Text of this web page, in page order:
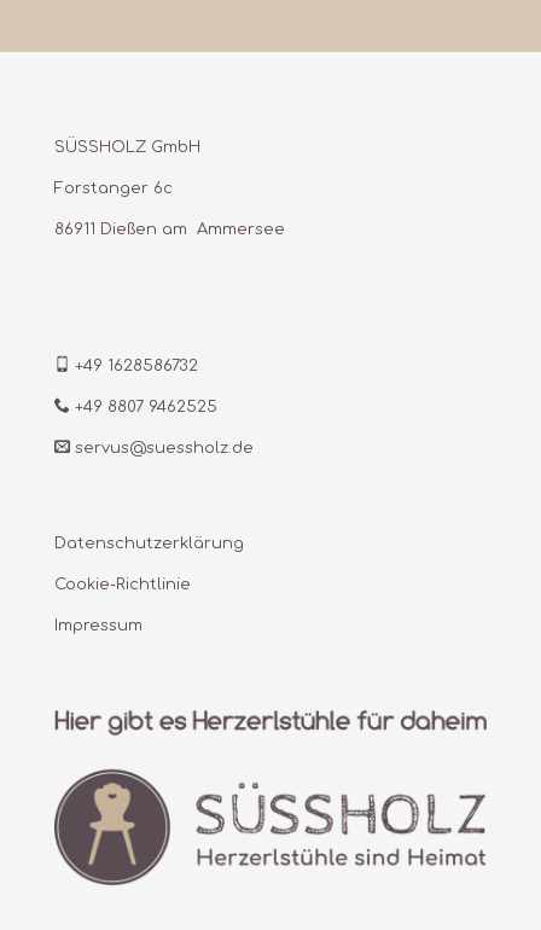
SÜSSHOLZ GmbH
Forstanger 6c
86911 Dießen am Ammersee
+49 1628586732
+49 8807 9462525
servus@suessholz.de
Datenschutzerklärung
Cookie-Richtlinie
Impressum